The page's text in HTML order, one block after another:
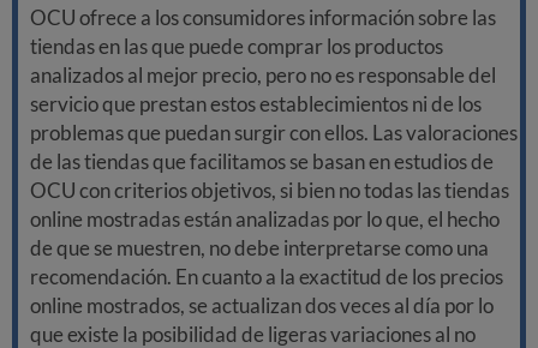
OCU ofrece a los consumidores información sobre las
tiendas en las que puede comprar los productos
analizados al mejor precio, pero no es responsable del
servicio que prestan estos establecimientos ni de los
problemas que puedan surgir con ellos. Las valoraciones
de las tiendas que facilitamos se basan en estudios de
OCU con criterios objetivos, si bien no todas las tiendas
online mostradas están analizadas por lo que, el hecho
de que se muestren, no debe interpretarse como una
recomendación. En cuanto a la exactitud de los precios
online mostrados, se actualizan dos veces al día por lo
que existe la posibilidad de ligeras variaciones al no